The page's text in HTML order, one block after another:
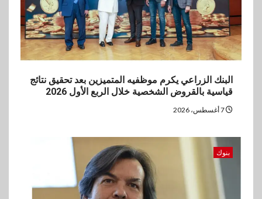
البنك الزراعي يكرم موظفيه المتميزين بعد تحقيق نتائج
قياسية بالقروض الشخصية خلال الربع الأول 2026
بنوك